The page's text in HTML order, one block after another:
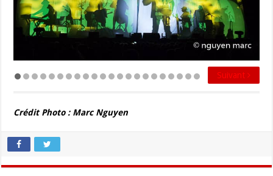
Suivant
Crédit Photo : Marc Nguyen